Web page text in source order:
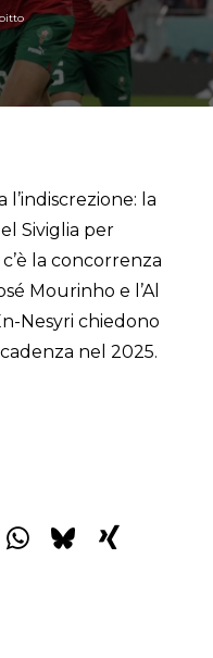
l’indiscrezione: la
Siviglia per
la concorrenza
Mourinho e l’Al
Nesyri chiedono
nel 2025.